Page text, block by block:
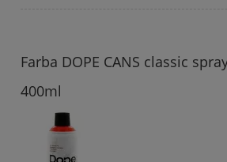
Farba DOPE CANS classic
400ml